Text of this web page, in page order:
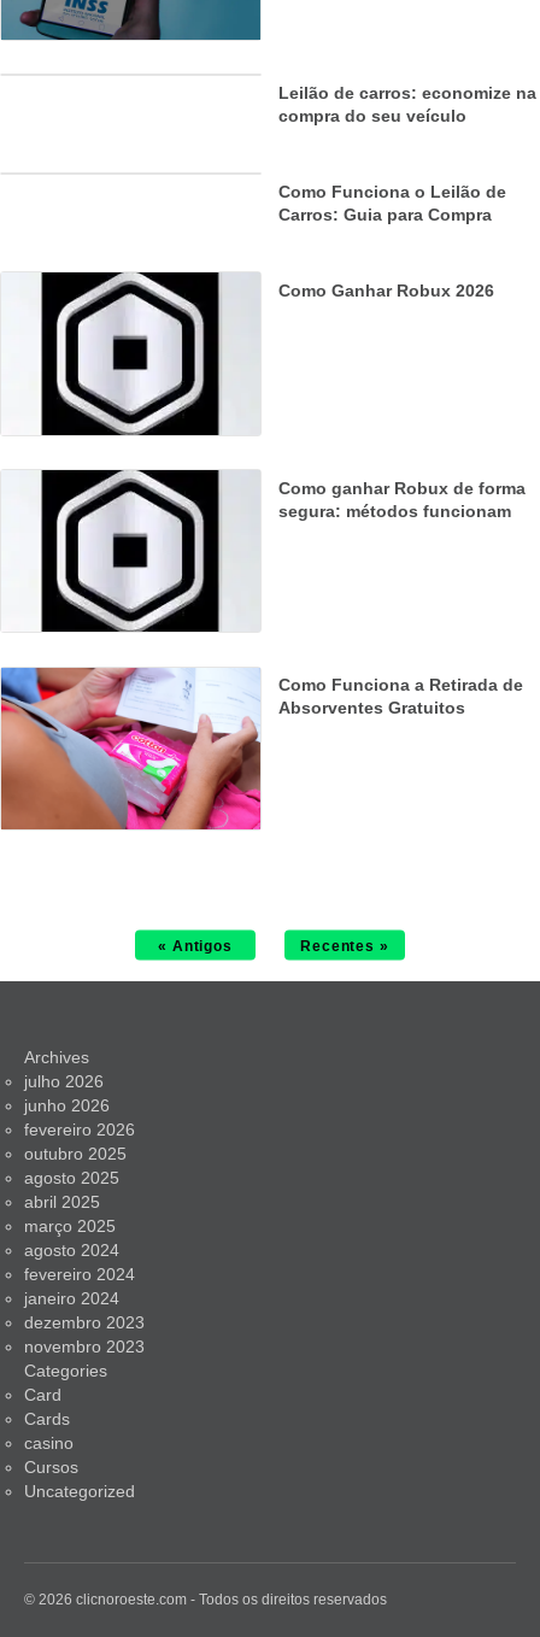
Leilão de carros: economize na
compra do seu veículo
Como Funciona o Leilão de
Carros: Guia para Compra
Como Ganhar Robux 2026
Como ganhar Robux de forma
segura: métodos funcionam
Como Funciona a Retirada de
Absorventes Gratuitos
« Antigos Recentes »
Archives
julho 2026
junho 2026
fevereiro 2026
outubro 2025
agosto 2025
abril 2025
março 2025
agosto 2024
fevereiro 2024
janeiro 2024
dezembro 2023
novembro 2023
Categories
Card
Cards
casino
Cursos
Uncategorized
© 2026 clicnoroeste.com - Todos os direitos reservados